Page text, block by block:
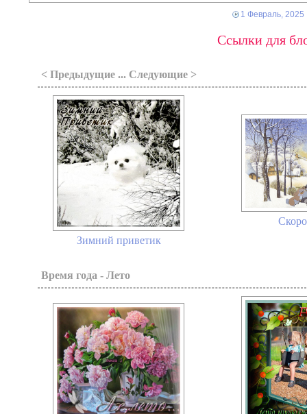
1 Февраль, 2025
Ссылки для
< Предыдущие ... Следующие >
Зимний приветик
Время года - Лето